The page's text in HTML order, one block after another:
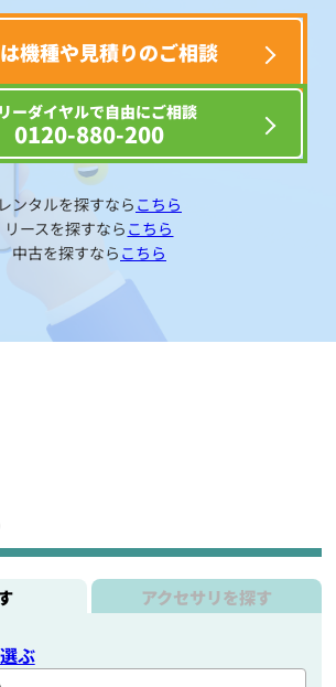
機種や見積りのご相談
ーダイヤルで自由にご相談
0120-880-200
レンタルを探すなら こちら
リースを探すなら こちら
中古を探すなら こちら
アクセサリを探す
ぶ